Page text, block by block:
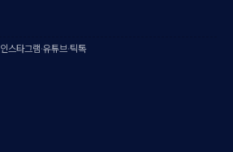
인스타그램·유튜브·틱톡